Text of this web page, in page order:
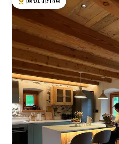
โดนใจเกสต์ที่สุด